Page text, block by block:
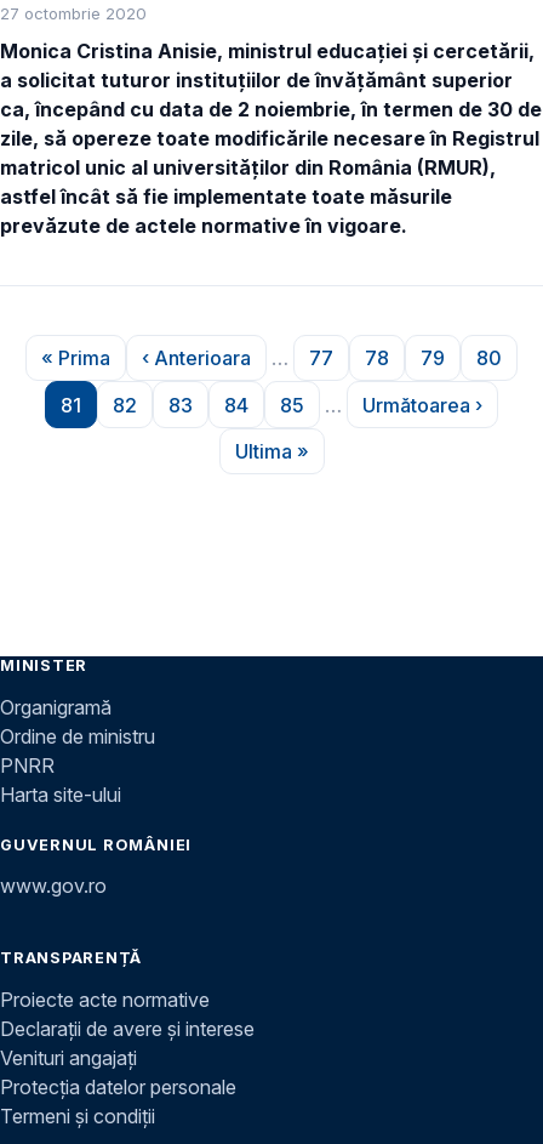
27 octombrie 2020
Monica Cristina Anisie, ministrul educației și cercetării,
a solicitat tuturor instituțiilor de învățământ superior
ca, începând cu data de 2 noiembrie, în termen de 30 de
zile, să opereze toate modificările necesare în Registrul
matricol unic al universităților din România (RMUR),
astfel încât să fie implementate toate măsurile
prevăzute de actele normative în vigoare.
Paginare
Prima pagină
« Prima
Pagina anterioară
‹ Anterioara …
Pagina
77
Pagina
78
Pagina
79 80
Pagina
81
Pagina
82
Pagina
83
Pagina
84
Pagina
85 …
Pagina
Următoarea ›
Ultima pagină
Ultima »
MINISTER
Organigramă
Ordine de ministru
PNRR
Harta site-ului
GUVERNUL ROMÂNIEI
www.gov.ro
TRANSPARENȚĂ
Proiecte acte normative
Declarații de avere și interese
Venituri angajați
Protecția datelor personale
Termeni și condiții